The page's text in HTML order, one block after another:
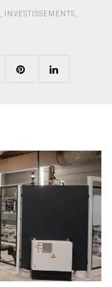
INVESTISSEMENTS